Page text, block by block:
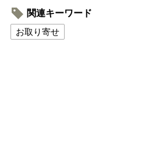
関連キーワード
お取り寄せ